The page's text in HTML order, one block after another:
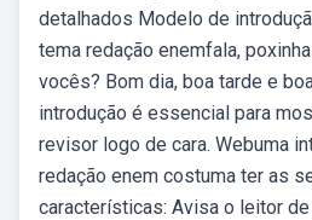
detalhados Modelo de
tema redação enemfala,
vocês? Bom dia, boa tarde e
introdução é essencial para
revisor logo de cara. Webuma
redação enem costuma ter as
características: Avisa o leitor